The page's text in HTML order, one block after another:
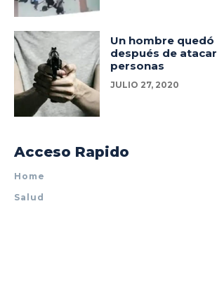
Un hombre
después de
personas
JULIO 27, 2020
Acceso Rapido
Home
Salud